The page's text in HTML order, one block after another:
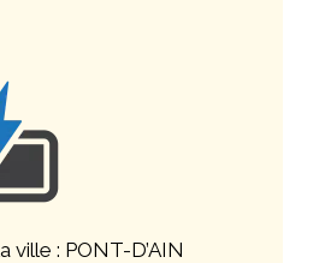
ville : PONT-D’AIN